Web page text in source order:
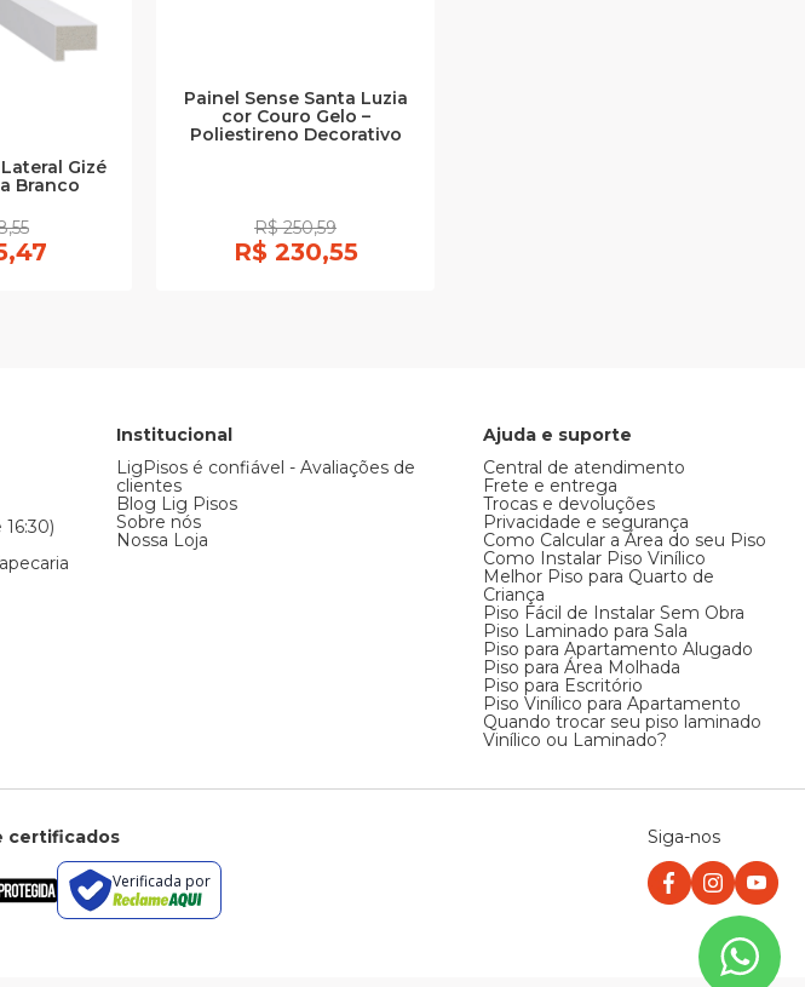
Gizé
Branco
Painel Sense Santa Luzia
cor Couro Gelo –
Poliestireno Decorativo
R$ 250,59
R$ 230,55
Institucional
LigPisos é confiável - Avaliações de
clientes
Blog Lig Pisos
Sobre nós
Nossa Loja
Ajuda e suporte
Central de atendimento
Frete e entrega
Trocas e devoluções
Privacidade e segurança
Como Calcular a Área do seu Piso
Como Instalar Piso Vinílico
Melhor Piso para Quarto de
Criança
Piso Fácil de Instalar Sem Obra
Piso Laminado para Sala
Piso para Apartamento Alugado
Piso para Área Molhada
Piso para Escritório
Piso Vinílico para Apartamento
Quando trocar seu piso laminado
Vinílico ou Laminado?
certificados
Verificada por
Siga-nos